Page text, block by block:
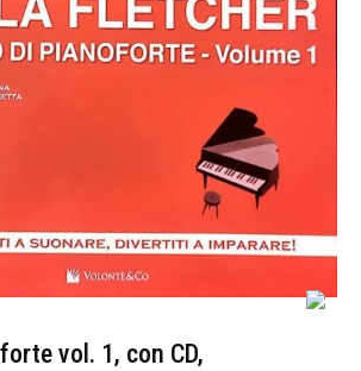
vol. 1, con CD,